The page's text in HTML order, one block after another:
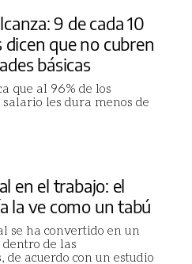
9 de cada 10
que no cubren
básicas
que al 96% de los
les dura menos de
en el trabajo: el
la ve como un tabú
se ha convertido en un
de las
de acuerdo con un estudio